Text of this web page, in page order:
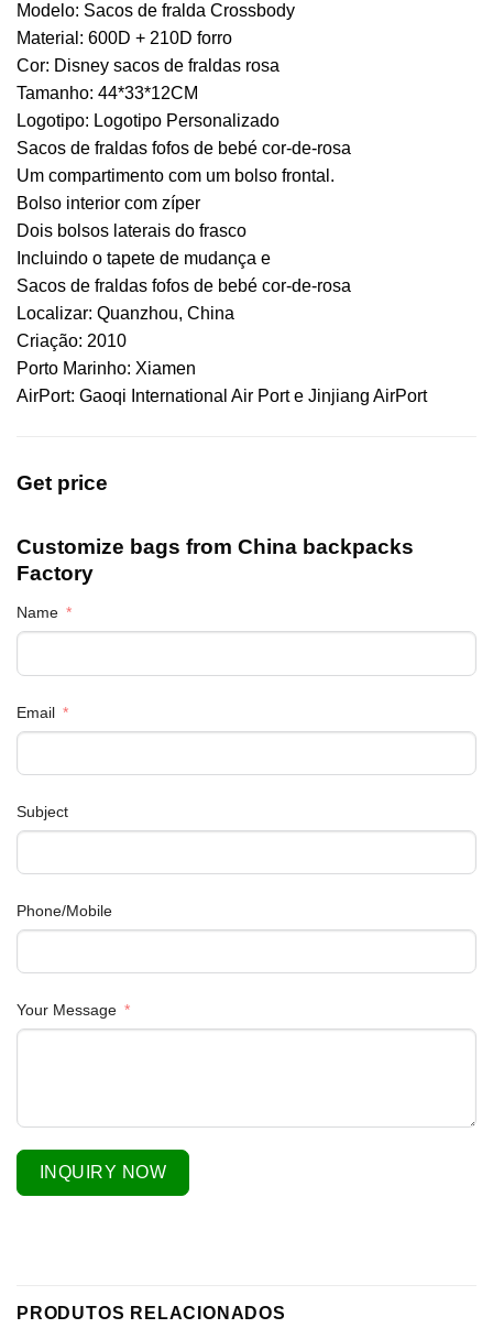
Modelo: Sacos de fralda Crossbody
Material: 600D + 210D forro
Cor: Disney sacos de fraldas rosa
Tamanho: 44*33*12CM
Logotipo: Logotipo Personalizado
Sacos de fraldas fofos de bebé cor-de-rosa
Um compartimento com um bolso frontal.
Bolso interior com zíper
Dois bolsos laterais do frasco
Incluindo o tapete de mudança e
Sacos de fraldas fofos de bebé cor-de-rosa
Localizar: Quanzhou, China
Criação: 2010
Porto Marinho: Xiamen
AirPort: Gaoqi International Air Port e Jinjiang AirPort
Get price
Customize bags from China backpacks
Factory
Name
Email
Subject
Phone/Mobile
Your Message
INQUIRY NOW
PRODUTOS RELACIONADOS